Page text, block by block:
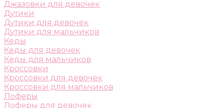
Джазовки для девочек
Дутики
Дутики для девочек
Дутики для мальчиков
Кеды
Кеды для девочек
Кеды для мальчиков
Кроссовки
Кроссовки для девочек
Кроссовки для мальчиков
Лоферы
Лоферы для девочек